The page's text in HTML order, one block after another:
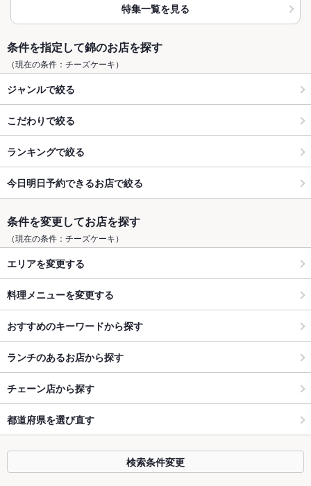
特集一覧を見る
条件を指定して錦のお店を探す
（現在の条件：チーズケーキ）
ジャンルで絞る
こだわりで絞る
ランキングで絞る
今日明日予約できるお店で絞る
条件を変更してお店を探す
（現在の条件：チーズケーキ）
エリアを変更する
料理メニューを変更する
おすすめのキーワードから探す
ランチのあるお店から探す
チェーン店から探す
都道府県を選び直す
検索条件変更